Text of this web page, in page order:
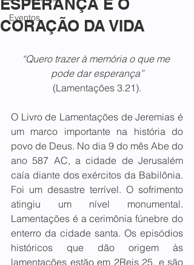
Eventos
ESPERANÇA É O
CORAÇÃO DA VIDA
“Quero trazer à memória o que me
pode dar esperança”
(Lamentações 3.21).
O Livro de Lamentações de Jeremias é
um marco importante na história do
povo de Deus. No dia 9 do mês Abe do
ano 587 AC, a cidade de Jerusalém
caía diante dos exércitos da Babilônia.
Foi um desastre terrível. O sofrimento
atingiu um nível monumental.
Lamentações é a cerimônia fúnebre do
enterro da cidade santa. Os episódios
históricos que dão origem às
lamentações estão em 2Reis 25, e são